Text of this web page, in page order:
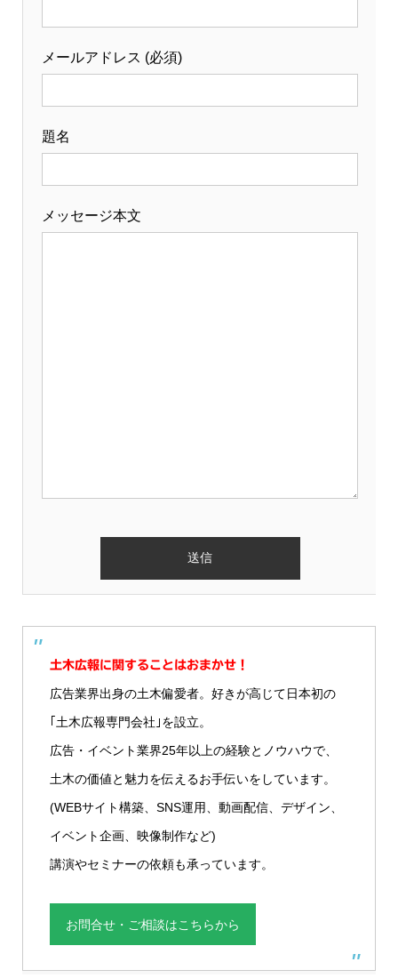
メールアドレス (必須)
題名
メッセージ本文
土木広報に関することはおまかせ！
広告業界出身の土木偏愛者。好きが高じて日本初の
｢土木広報専門会社｣を設立。
広告・イベント業界25年以上の経験とノウハウで、
土木の価値と魅力を伝えるお手伝いをしています。
(WEBサイト構築、SNS運用、動画配信、デザイン、
イベント企画、映像制作など)
講演やセミナーの依頼も承っています。
お問合せ・ご相談はこちらから